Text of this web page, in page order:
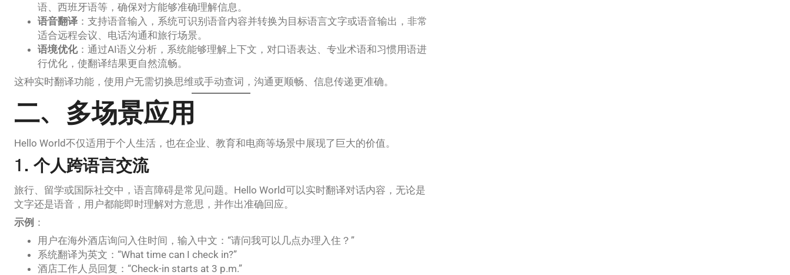
语、西班牙语等，确保对方能够准确理解信息。
语音翻译 ：支持语音输入，系统可识别语音内容并转换为目标语言文字或语音输出，非常
适合远程会议、电话沟通和旅行场景。
语境优化：通过AI语义分析，系统能够理解上下文，对口语表达、专业术语和习惯用语进
行优化，使翻译结果更自然流畅。
这种实时翻译功能，使用户无需切换思维或手动查词，沟通更顺畅、信息传递更准确。
二、多场景应用
Hello World不仅适用于个人生活，也在企业、教育和电商等场景中展现了巨大的价值。
1. 个人跨语言交流
旅行、留学或国际社交中，语言障碍是常见问题。Hello World可以实时翻译对话内容，无论是
文字还是语音，用户都能即时理解对方意思，并作出准确回应。
示例 ：
用户在海外酒店询问入住时间，输入中文：“请问我可以几点办理入住？”
系统翻译为英文：“What time can I check in?”
酒店工作人员回复：“Check-in starts at 3 p.m.”